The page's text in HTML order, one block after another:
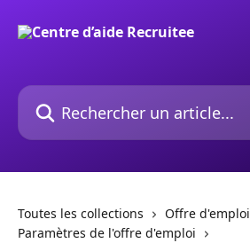
Rechercher un article...
Toutes les collections
Offre d'emploi
Paramètres de l'offre d'emploi